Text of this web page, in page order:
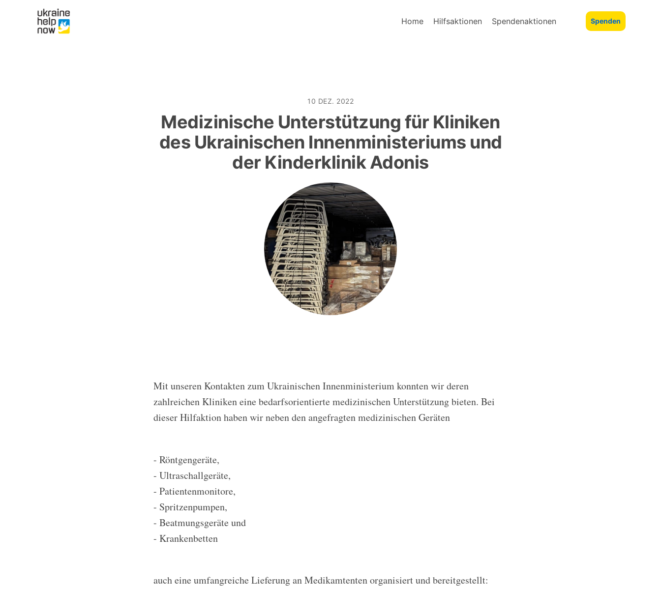
Home Hilfsaktionen Spendenaktionen Spenden
10 DEZ. 2022
Medizinische Unterstützung für Kliniken
des Ukrainischen Innenministeriums und
der Kinderklinik Adonis
Mit unseren Kontakten zum Ukrainischen Innenministerium konnten wir deren
zahlreichen Kliniken eine bedarfsorientierte medizinischen Unterstützung bieten. Bei
dieser Hilfaktion haben wir neben den angefragten medizinischen Geräten
- Röntgengeräte,
- Ultraschallgeräte,
- Patientenmonitore,
- Spritzenpumpen,
- Beatmungsgeräte und
- Krankenbetten
auch eine umfangreiche Lieferung an Medikamtenten organisiert und bereitgestellt: